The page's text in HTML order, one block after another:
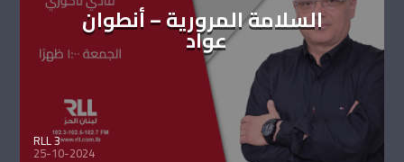
السلامة المرورية – أنطوان
عواد
RLL 3
25-10-2024